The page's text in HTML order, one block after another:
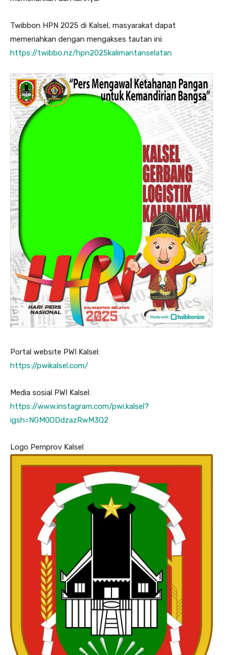
Twibbon HPN 2025 di Kalsel, masyarakat dapat
memeriahkan dengan mengakses tautan ini:
https://twibbo.nz/hpn2025kalimantanselatan
Portal website PWI Kalsel:
https://pwikalsel.com/
Media sosial PWI Kalsel:
https://www.instagram.com/pwi.kalsel?
igsh=NGM0ODdzazRwM3Q2
Logo Pemprov Kalsel